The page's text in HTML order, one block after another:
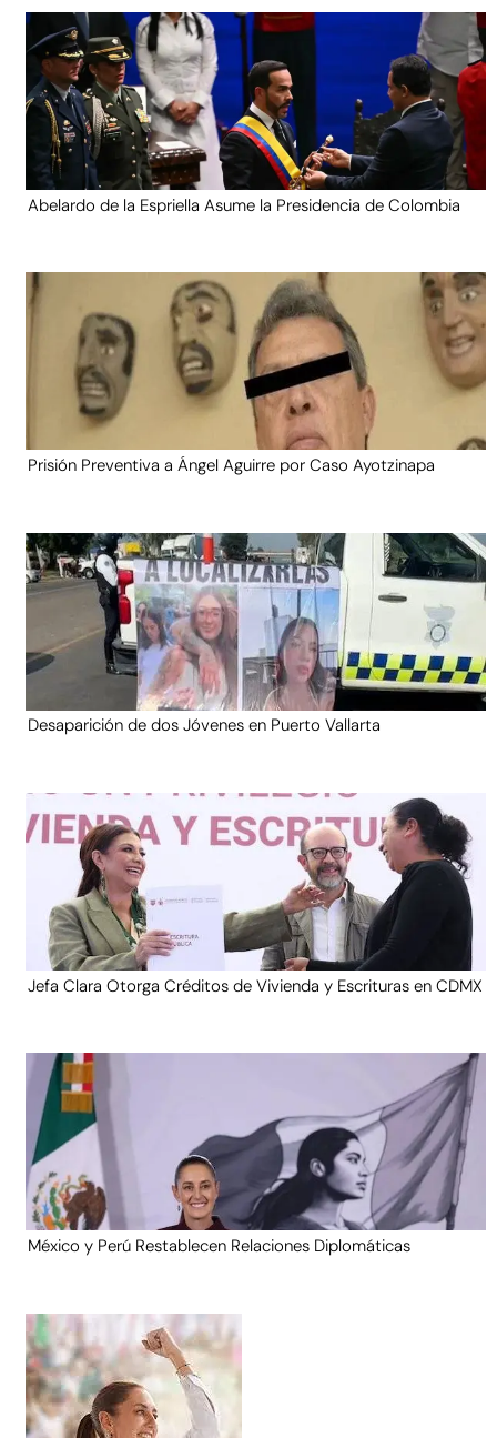
Abelardo de la Espriella Asume la Presidencia de Colombia
Prisión Preventiva a Ángel Aguirre por Caso Ayotzinapa
Desaparición de dos Jóvenes en Puerto Vallarta
Jefa Clara Otorga Créditos de Vivienda y Escrituras en CDMX
México y Perú Restablecen Relaciones Diplomáticas